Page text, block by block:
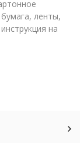
ленты,
на